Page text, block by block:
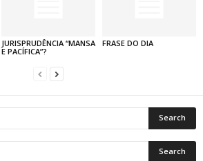
JURISPRUDÊNCIA “MANSA
E PACÍFICA”?
FRASE DO DIA